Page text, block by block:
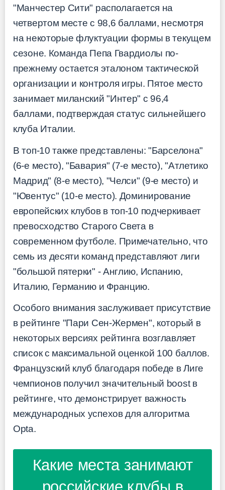
"Манчестер Сити" располагается на
четвертом месте с 98,6 баллами, несмотря
на некоторые флуктуации формы в текущем
сезоне. Команда Пепа Гвардиолы по-
прежнему остается эталоном тактической
организации и контроля игры. Пятое место
занимает миланский "Интер" с 96,4
баллами, подтверждая статус сильнейшего
клуба Италии.
В топ-10 также представлены: "Барселона"
(6-е место), "Бавария" (7-е место), "Атлетико
Мадрид" (8-е место), "Челси" (9-е место) и
"Ювентус" (10-е место). Доминирование
европейских клубов в топ-10 подчеркивает
превосходство Старого Света в
современном футболе. Примечательно, что
семь из десяти команд представляют лиги
"большой пятерки" - Англию, Испанию,
Италию, Германию и Францию.
Особого внимания заслуживает присутствие
в рейтинге "Пари Сен-Жермен", который в
некоторых версиях рейтинга возглавляет
список с максимальной оценкой 100 баллов.
Французский клуб благодаря победе в Лиге
чемпионов получил значительный boost в
рейтинге, что демонстрирует важность
международных успехов для алгоритма
Opta.
Какие места занимают